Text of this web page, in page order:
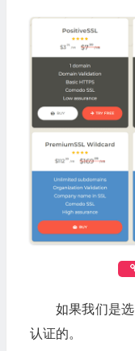
如果我们是
认证的。